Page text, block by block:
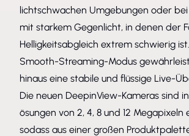
lichtschwachen Umgebungen oder
mit starkem Gegenlicht, in denen der
Helligkeitsabgleich extrem schwierig
Smooth-Streaming-Modus
hinaus eine stabile und flüssige Live-
Die neuen DeepinView-Kameras sind
ösungen von 2, 4, 8 und 12 Megapixeln
sodass aus einer großen